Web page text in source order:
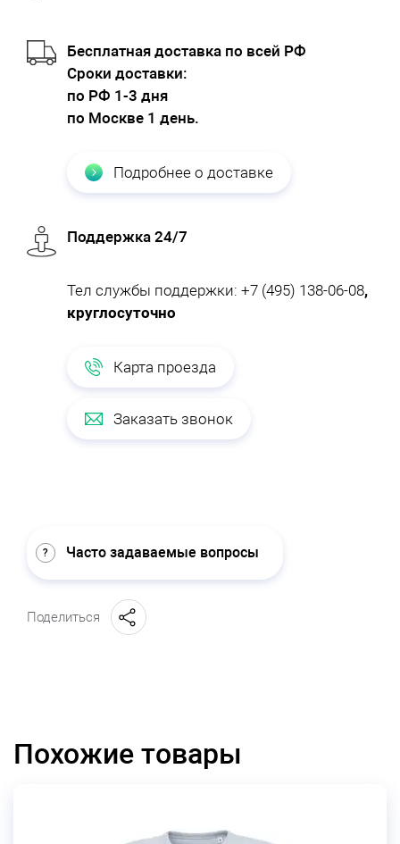
Бесплатная доставка по всей РФ
Cроки доставки:
по РФ 1-3 дня
по Москве 1 день.
Подробнее о доставке
Поддержка 24/7
Тел службы поддержки: +7 (495) 138-06-08,
круглосуточно
Карта проезда
Заказать звонок
Часто задаваемые вопросы
Поделиться
Похожие товары